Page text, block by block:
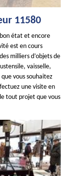
11580
état et encore
est en cours
milliers d’objets de
vaisselle,
vous souhaitez
une visite en
tout projet que vous